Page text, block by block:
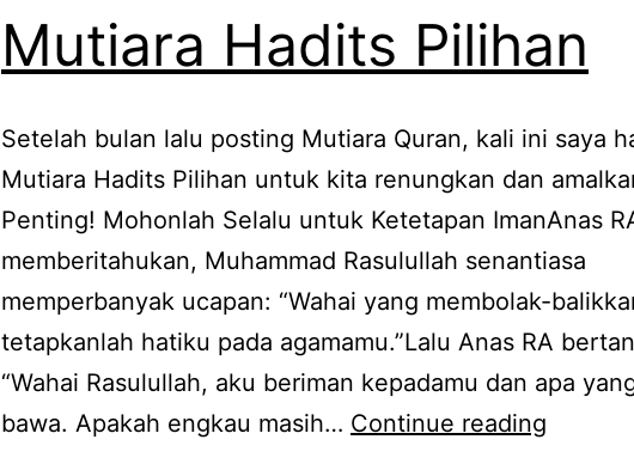
Mutiara Hadits Pilihan
Setelah bulan lalu posting Mutiara Quran, kali ini saya
Mutiara Hadits Pilihan untuk kita renungkan dan
Penting! Mohonlah Selalu untuk Ketetapan ImanAnas
memberitahukan, Muhammad Rasulullah senantiasa
memperbanyak ucapan: “Wahai yang membolak-
tetapkanlah hatiku pada agamamu.”Lalu Anas RA
“Wahai Rasulullah, aku beriman kepadamu dan apa
bawa. Apakah engkau masih… Continue reading